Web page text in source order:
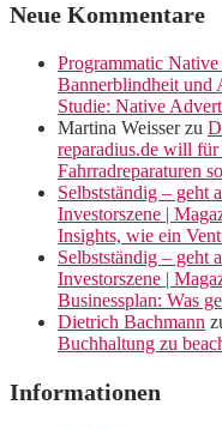
Neue Kommentare
Programmatic
Bannerblindheit und
Studie: Native
Martina Weisserzu
reparadius.de will
Fahrradreparaturen
Selbstständig – geht
Investorszene |
Insights, wie ein
Selbstständig – geht
Investorszene |
Businessplan: Was
Dietrich Bachmann
Buchhaltung zu
Informationen